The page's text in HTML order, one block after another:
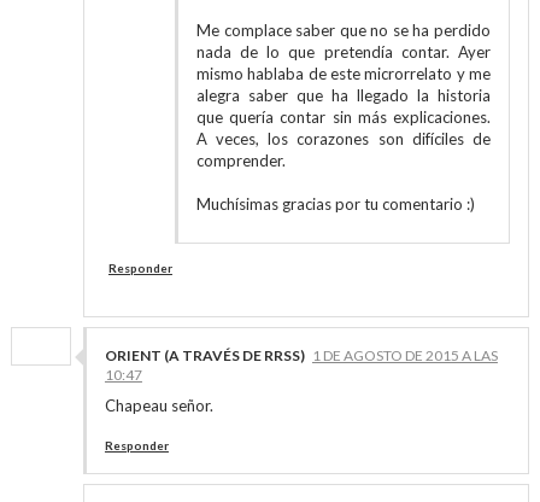
Me complace saber que no se ha perdido
nada de lo que pretendía contar. Ayer
mismo hablaba de este microrrelato y me
alegra saber que ha llegado la historia
que quería contar sin más explicaciones.
A veces, los corazones son difíciles de
comprender.
Muchísimas gracias por tu comentario :)
Responder
ORIENT (A TRAVÉS DE RRSS) 1 DE AGOSTO DE 2015 A LAS
10:47
Chapeau señor.
Responder